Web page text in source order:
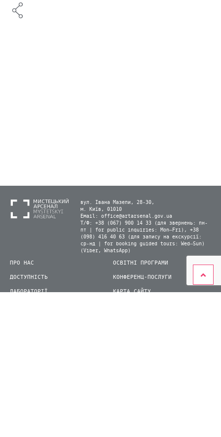
вул. Івана Мазепи, 28-30,
м. Київ, 01010
Email: office@artarsenal.gov.ua
Т/Ф: +38 (067) 900 14 33 (для звернень: пн-
пт | for public inquiries: Mon–Fri), +38
(098) 416 40 63 (для запису на екскурсії:
ср-нд | for booking guided tours: Wed–Sun)
(Viber, WhatsApp)
ПРО НАС
ДОСТУПНІСТЬ
ЛАБОРАТОРІЇ
ОСВІТНІ ПРОГРАМИ
КОНФЕРЕНЦ-ПОСЛУГИ
КАРТА САЙТУ